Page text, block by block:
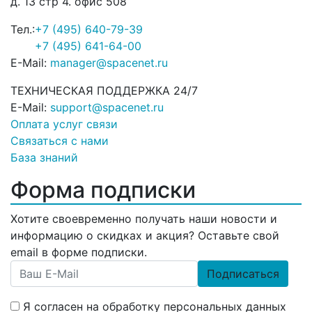
Тел.:+7 (495) 640-79-39
+7 (495) 641-64-00
E-Mail: manager@spacenet.ru
ТЕХНИЧЕСКАЯ ПОДДЕРЖКА 24/7
E-Mail: support@spacenet.ru
Оплата услуг связи
Связаться с нами
База знаний
Форма подписки
Хотите своевременно получать наши новости и
информацию о скидках и акция? Оставьте свой
email в форме подписки.
Подписаться
Я согласен на обработку персональных данных